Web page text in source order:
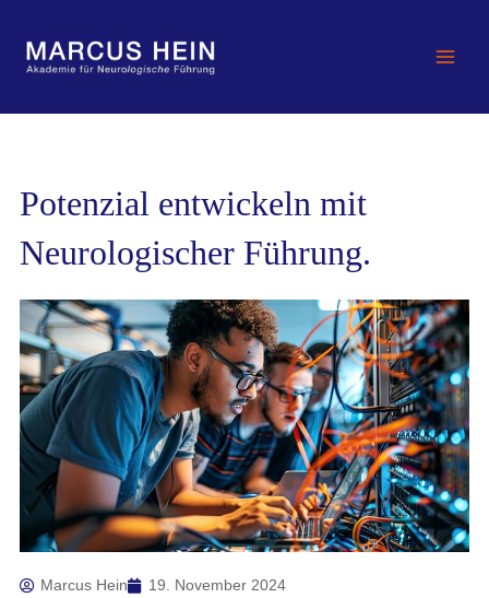
springen
Potenzial entwickeln mit
Neurologischer Führung.
Marcus Hein
19. November 2024